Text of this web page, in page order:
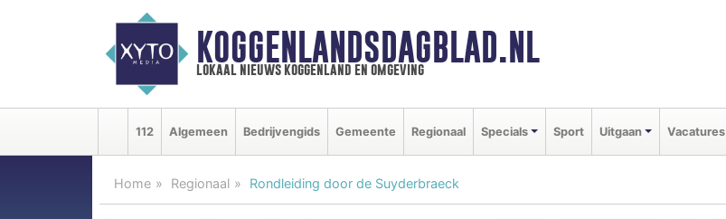
KOGGENLANDSDAGBLAD.NL
lokaal nieuws koggenland en omgeving
112 Algemeen Bedrijvengids Gemeente Regionaal Specials Sport Uitgaan Vacatures
Home Regionaal Rondleiding door de Suyderbraeck